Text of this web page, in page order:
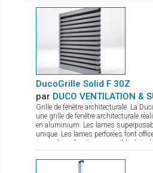
DucoGrille Solid F 30Z
par DUCO VENTILATION &
Grille de fenêtre architecturale. La
une grille de fenêtre architecturale
en aluminium. Les lames
unique. Les lames perforées font
types de perforations possibles). La
design esthétique.